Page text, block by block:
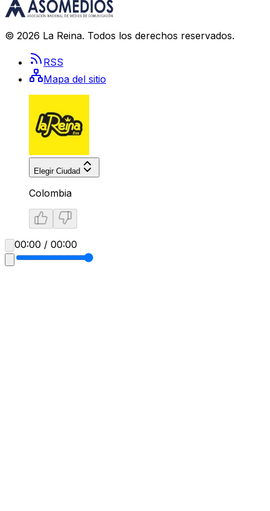
© 2026 La Reina. Todos los derechos reservados.
RSS
Mapa del sitio
Elegir Ciudad
Colombia
00:00 / 00:00